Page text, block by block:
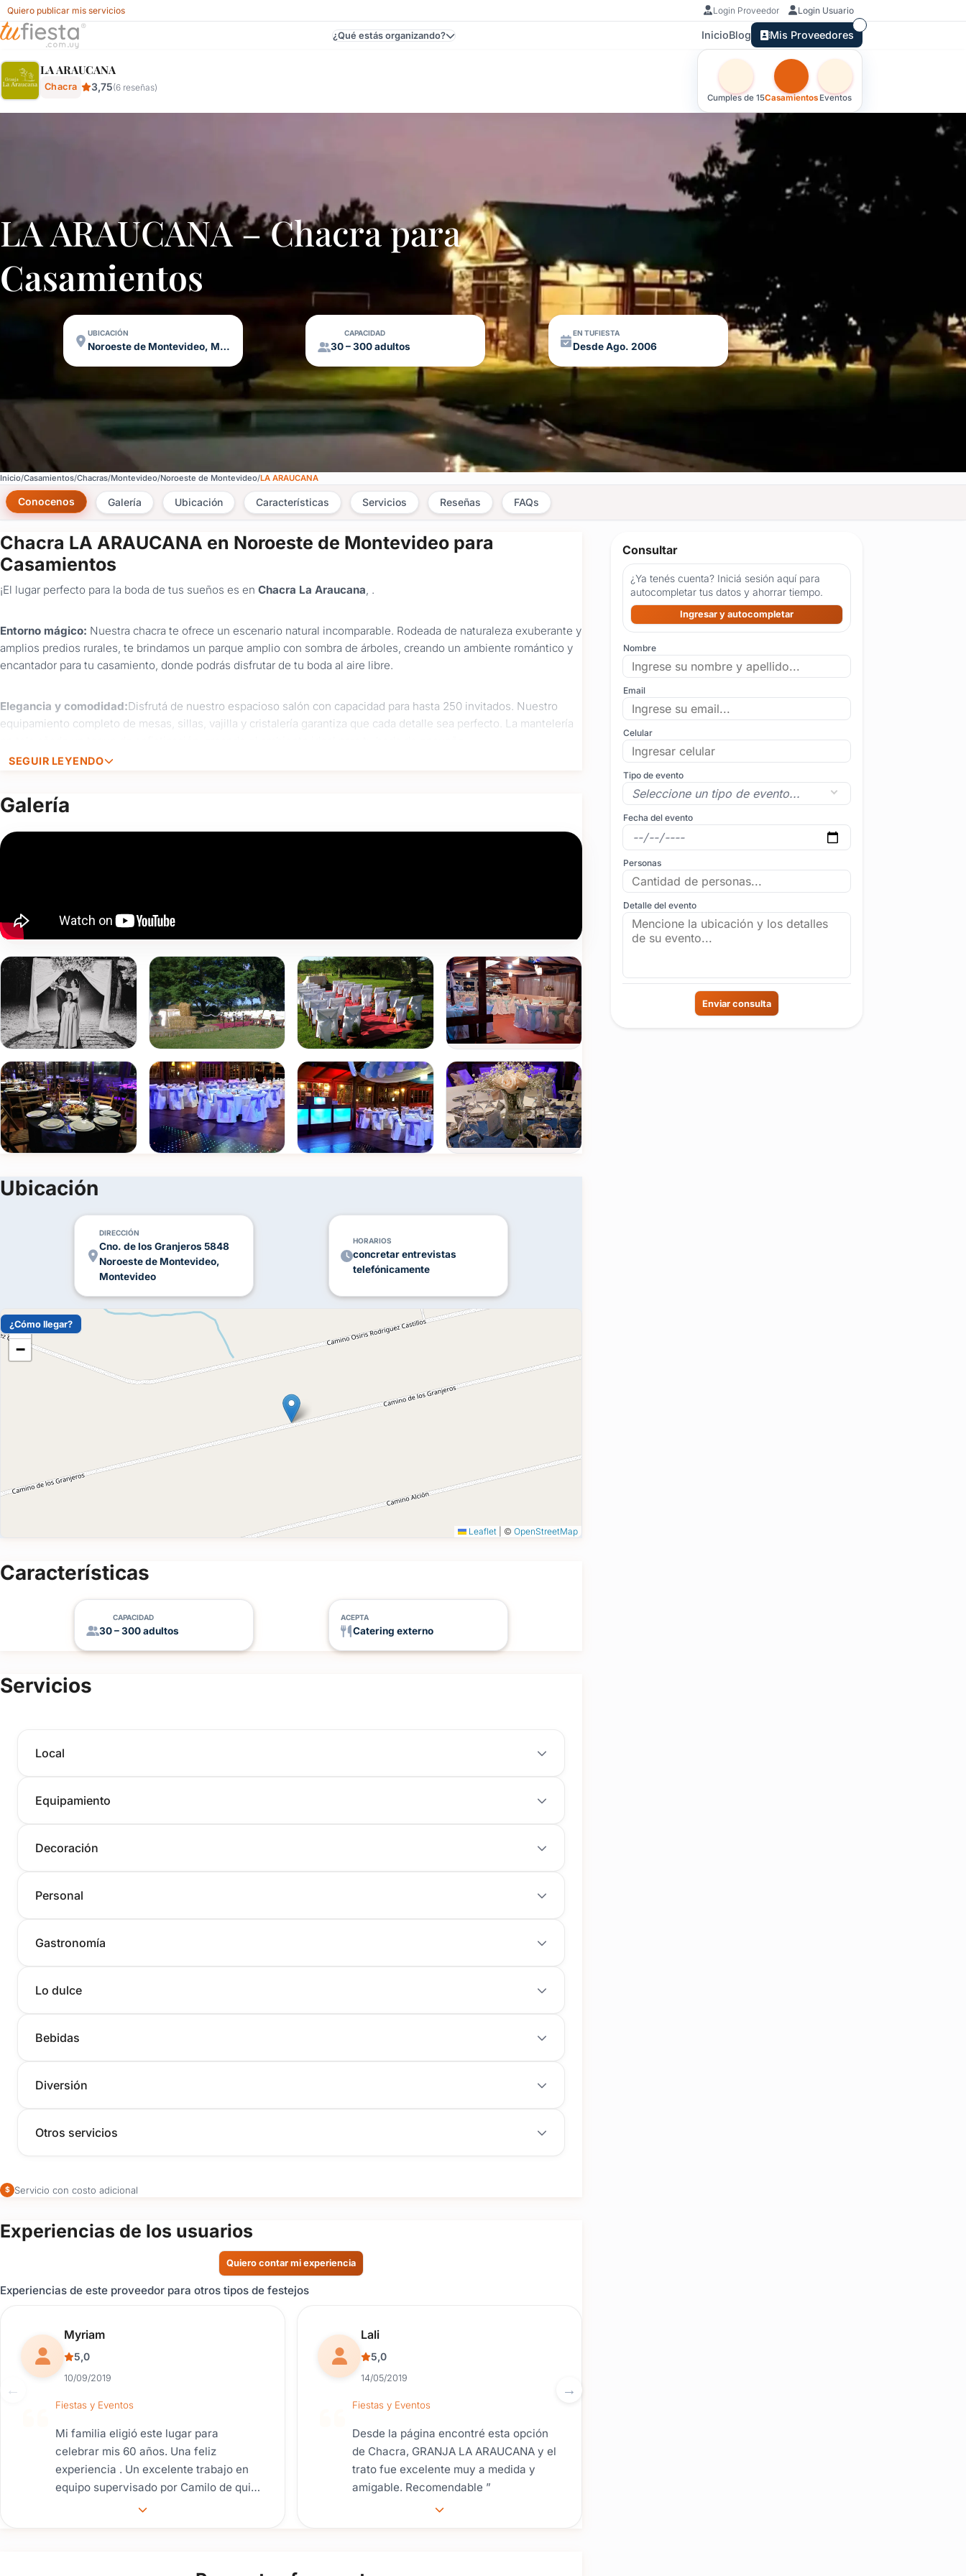
Quiero publicar mis servicios Login Proveedor Login Usuario
¿Qué estás organizando? InicioBlog Mis Proveedores
LA ARAUCANA
Chacra 3,75(6 reseñas)
Otras versiones de esta ficha por tipo de festejo
Cumples de 15Casamientos Eventos
LA ARAUCANA – Chacra para
Casamientos
UBICACIÓN
Noroeste de Montevideo, Montevideo
CAPACIDAD
30 – 300 adultos
EN TUFIESTA
Desde Ago. 2006
Inicio Casamientos Chacras Montevideo Noroeste de Montevideo LA ARAUCANA
Conocenos Galería Ubicación Características Servicios Reseñas FAQs
Chacra LA ARAUCANA en Noroeste de Montevideo para
Casamientos
¡El lugar perfecto para la boda de tus sueños es en Chacra La Araucana, .
Entorno mágico: Nuestra chacra te ofrece un escenario natural incomparable. Rodeada de naturaleza exuberante y
amplios predios rurales, te brindamos un parque amplio con sombra de árboles, creando un ambiente romántico y
encantador para tu casamiento, donde podrás disfrutar de tu boda al aire libre.
Elegancia y comodidad:Disfrutá de nuestro espacioso salón con capacidad para hasta 250 invitados. Nuestro
equipamiento completo de mesas, sillas, vajilla y cristalería garantiza que cada detalle sea perfecto. La mantelería
Nuestro equipo de coordinación se encargará de cada aspecto del evento, desde la decoración hasta la
organización general. Los mozos y el personal altamente capacitado estarán a tu disposición para asegurarse de
que tú y tus invitados se sientan atendidos en todo momento.
dulces, ¡un verdadero festín para los amantes de los postres!
Un lugar para el amor:En La Araucana, creamos el ambiente perfecto para que celebres el amor en su máxima
expresión. Cada rincón de nuestra chacra se convertirá en el escenario de momentos especiales y recuerdos
eternos. Ya sea que desees una ceremonia al aire libre rodeada de naturaleza o una elegante recepción en nuestro
salón, estaremos aquí para hacer tus sueños realidad.
Tranquilidad y seguridad:
Sabemos que la tranquilidad es primordial en tu día especial. Por eso, ofrecemos
estacionamiento vigilado para tus invitados y cobertura médica para asegurar el bienestar de todos. Nos
encargamos de cada detalle para que tú solo te dediques a disfrutar de tu casamiento sin preocupaciones.
¡Celebrá tu casamiento de ensueño en La Araucana!
Completá nuestro formulario de contacto o contáctanos a través de nuestro botón de WhatsApp para reservar tu
¡Te esperamos con los brazos abiertos para hacer realidad el casamiento de tus sueños!
SEGUIR LEYENDO
Galería
Ubicación
DIRECCIÓN
Cno. de los Granjeros 5848
Noroeste de Montevideo,
Montevideo
HORARIOS
concretar entrevistas
telefónicamente
+
−
Leaflet © OpenStreetMap
¿Cómo llegar?
Características
CAPACIDAD
30 – 300 adultos
ACEPTA
Catering externo
Servicios
Local
Equipamiento
Decoración
Personal
Gastronomía
Lo dulce
Bebidas
Diversión
Otros servicios
$ Servicio con costo adicional
Experiencias de los usuarios
Quiero contar mi experiencia
Experiencias de este proveedor para otros tipos de festejos
Reseña de usuario.
Myriam
5,0
10/09/2019
Fiestas y Eventos
Mi familia eligió este lugar para
celebrar mis 60 años. Una feliz
experiencia . Un excelente trabajo en
equipo supervisado por Camilo de quien
recibimos un trato muy cálido y
Reseña de usuario.
Lali
5,0
14/05/2019
Fiestas y Eventos
Desde la página encontré esta opción
de Chacra, GRANJA LA ARAUCANA y el
trato fue excelente muy a medida y
amigable. Recomendable ”
Consultar
¿Ya tenés cuenta? Iniciá sesión aquí para
autocompletar tus datos y ahorrar tiempo.
Ingresar y autocompletar
Nombre
Email
Celular
Tipo de evento
Fecha del evento
Personas
Detalle del evento
Enviar consulta